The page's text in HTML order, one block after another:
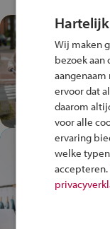
Wij maken
bezoek aan
ervoor dat
daarom
voor alle
ervaring
welke
accepteren.